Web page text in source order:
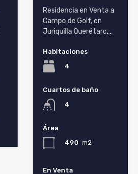
Residencia en Venta a
Campo de Golf, en
Juriquilla Querétaro,…
Habitaciones
4
Cuartos de baño
4
Área
490 m2
En Venta